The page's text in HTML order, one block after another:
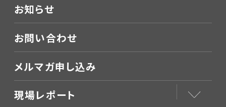
お知らせ
お問い合わせ
メルマガ申し込み
現場レポート